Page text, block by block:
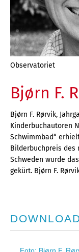
Observatoriet
Bjørn F.
Bjørn F. Rørvik,
Kinderbuchautoren
Schwimmbad“
Bilderbuchpreis des
Schweden wurde
gekürt. Bjørn F.